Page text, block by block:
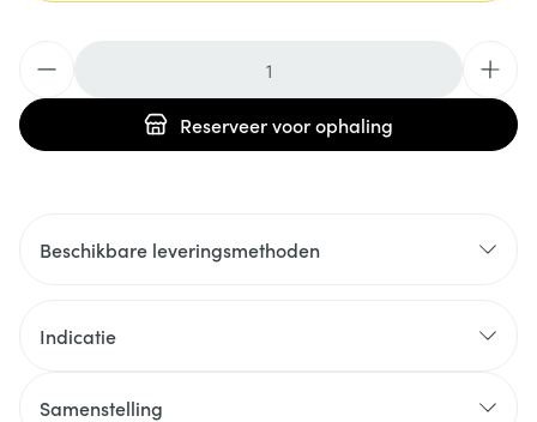
Reserveervoor ophaling
Beschikbare leveringsmethoden
Indicatie
Samenstelling